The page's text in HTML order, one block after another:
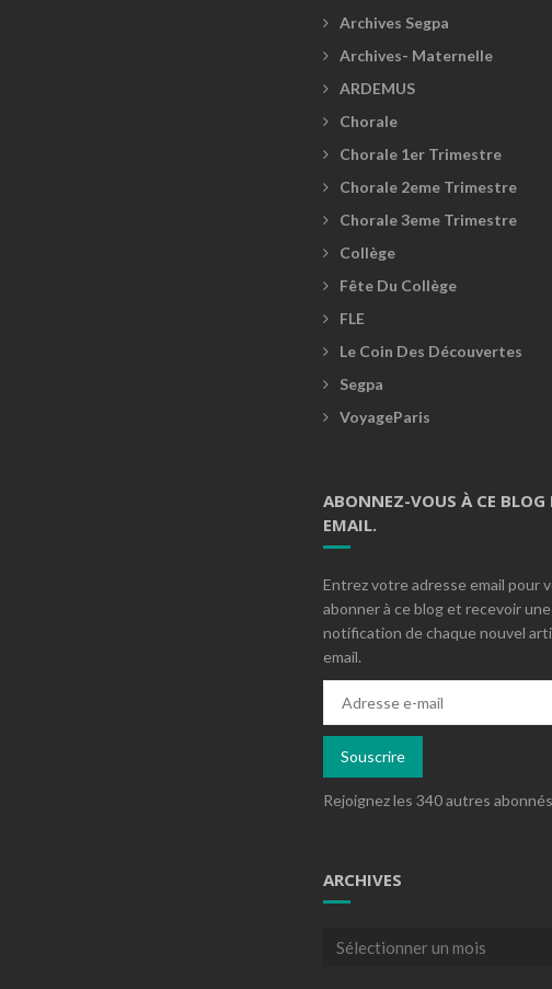
Archives Segpa
Archives- Maternelle
ARDEMUS
Chorale
Chorale 1er Trimestre
Chorale 2eme Trimestre
Chorale 3eme Trimestre
Collège
Fête Du Collège
FLE
Le Coin Des Découvertes
Segpa
VoyageParis
ABONNEZ-VOUS À CE BLOG
EMAIL.
Entrez votre adresse email pour
abonner à ce blog et recevoir une
notification de chaque nouvel
email.
mail
Souscrire
Rejoignez les 340 autres abonnés
ARCHIVES
Archives